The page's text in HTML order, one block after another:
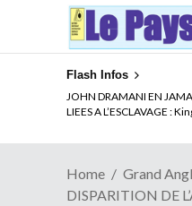
Flash Infos
JOHN DRAMANI EN
LIEES A
ELECTION DE TALON A
Quand Patrice quitte le
Home
Grand
DISPARITION DE